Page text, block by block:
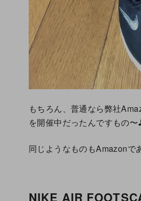
もちろん、普通なら弊社
を開催中だったんですもの〜
同じようなものもAmazonで
NIKE AIR